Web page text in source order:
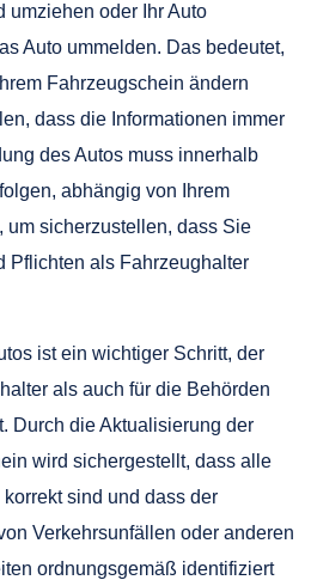
umziehen oder Ihr Auto
Auto ummelden. Das bedeutet,
Fahrzeugschein ändern
dass die Informationen immer
des Autos muss innerhalb
abhängig von Ihrem
um sicherzustellen, dass Sie
Pflichten als Fahrzeughalter
ist ein wichtiger Schritt, der
als auch für die Behörden
Durch die Aktualisierung der
wird sichergestellt, dass alle
sind und dass der
Verkehrsunfällen oder anderen
ordnungsgemäß identifiziert